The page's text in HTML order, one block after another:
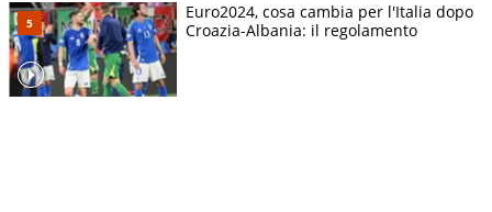
Euro2024, cosa cambia per l'Italia dopo
Croazia-Albania: il regolamento